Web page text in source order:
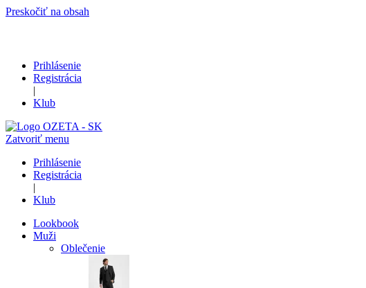
Preskočiť na obsah
Prihlásenie
Registrácia
|
Klub
Zatvoriť menu
Prihlásenie
Registrácia
|
Klub
Lookbook
Muži
Oblečenie